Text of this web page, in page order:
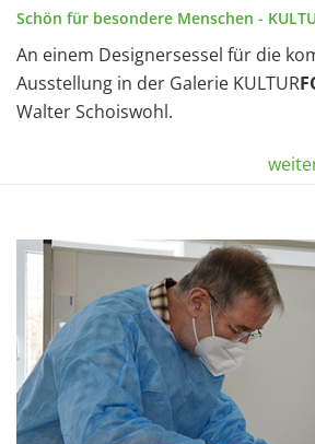
Schön für besondere Menschen -
An einem Designersessel für die
Ausstellung in der Galerie KULTUR
Walter Schoiswohl.